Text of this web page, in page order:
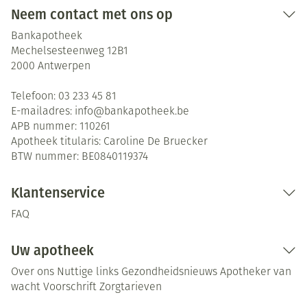
Neem contact met ons op
Bankapotheek
Mechelsesteenweg 12B1
2000 Antwerpen
Telefoon: 03 233 45 81
E-mailadres: info@bankapotheek.be
APB nummer: 110261
Apotheek titularis: Caroline De Bruecker
BTW nummer: BE0840119374
Klantenservice
FAQ
Uw apotheek
Over ons Nuttige links Gezondheidsnieuws Apotheker van
wacht Voorschrift Zorgtarieven